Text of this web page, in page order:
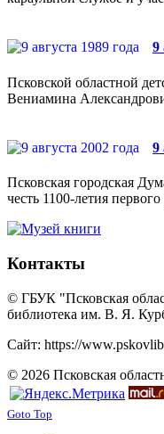
9
Псковской областной
Вениамина
9
Псковская городская
честь 1100-летия
Контакты
© ГБУК "Псковская
библиотека им. В. Я.
Сайт: https://
© 2026 Псковская
Goto Top